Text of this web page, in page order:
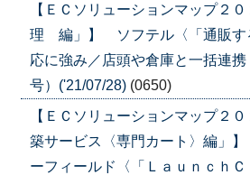
【ＥＣソリューションマップ２
理 編」】 ソフテル〈「通販す
応に強み／店頭や倉庫と一括連携
号）('21/07/28) (0650)
【ＥＣソリューションマップ２
築サービス〈専門カート〉編」
ーフィールド〈「Ｌａｕｎｃｈ